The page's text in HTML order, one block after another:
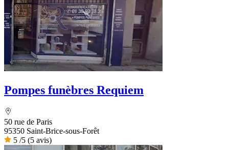
Pompes funèbres Requiem
50 rue de Paris
95350 Saint-Brice-sous-Forêt
5 /5 (5 avis)